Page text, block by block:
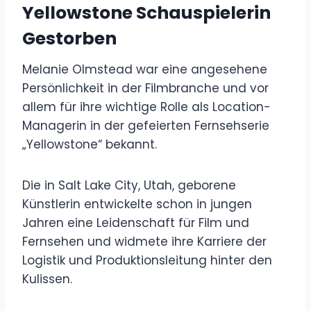
Yellowstone Schauspielerin
Gestorben
Melanie Olmstead war eine angesehene
Persönlichkeit in der Filmbranche und vor
allem für ihre wichtige Rolle als Location-
Managerin in der gefeierten Fernsehserie
„Yellowstone“ bekannt.
Die in Salt Lake City, Utah, geborene
Künstlerin entwickelte schon in jungen
Jahren eine Leidenschaft für Film und
Fernsehen und widmete ihre Karriere der
Logistik und Produktionsleitung hinter den
Kulissen.